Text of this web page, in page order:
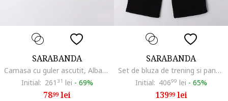
SARABANDA
Camasa cu guler ascutit, Albastru glaciar
Initial: 261 31 lei - 69%
7899lei
SARABANDA
Set de bluza de trening si pantaloni cu aplicatii urs, Alb fildes/Negru/Maro taupe deschis
Initial: 40699 lei - 65%
13999lei